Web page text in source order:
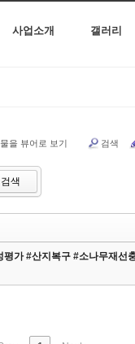
사업소개 갤러리
을 뷰어로 보기 검색
검색
가 #산지복구 #소나무재선